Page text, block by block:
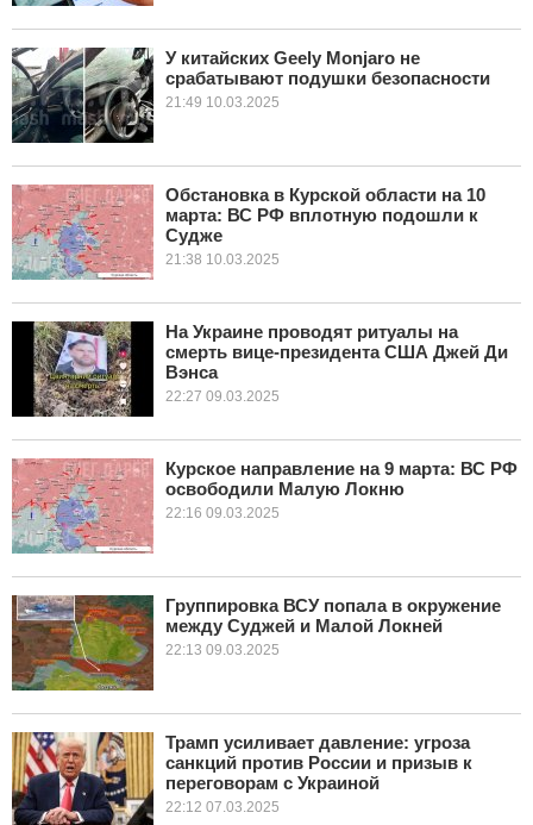
У китайских Geely Monjaro не
срабатывают подушки безопасности
21:49 10.03.2025
Обстановка в Курской области на 10
марта: ВС РФ вплотную подошли к
Судже
21:38 10.03.2025
На Украине проводят ритуалы на
смерть вице-президента США Джей Ди
Вэнса
22:27 09.03.2025
Курское направление на 9 марта: ВС РФ
освободили Малую Локню
22:16 09.03.2025
Группировка ВСУ попала в окружение
между Суджей и Малой Локней
22:13 09.03.2025
Трамп усиливает давление: угроза
санкций против России и призыв к
переговорам с Украиной
22:12 07.03.2025